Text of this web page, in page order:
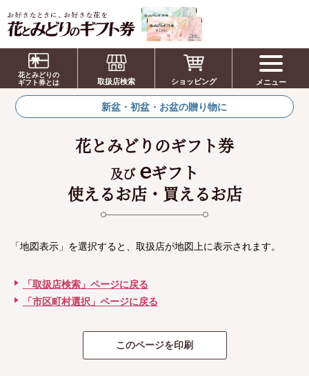
お祝い、お盆、新盆、お彼岸、喪中、お供
え、見舞い、返事、供花、線香贈答におすす
めのギフト
花とみどりの
ギフト券とは
取扱店検索 ショッピング メニュー
新盆・初盆・お盆の贈り物に
花とみどりのギフト券
及び eギフト
使えるお店・買えるお店
「地図表示」を選択すると、取扱店が地図上に表示されます。
「取扱店検索」ページに戻る
「市区町村選択」ページに戻る